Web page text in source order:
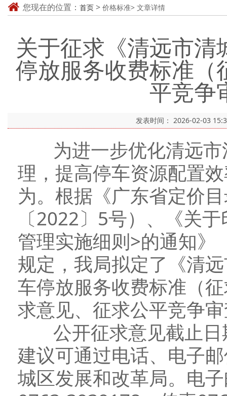
您现在的位置： 首页 > 价格标准> 文章详情
关于征求《清远市
停放服务收费标准（
平竞争
发表时间： 2026-02-03
为进一步优化清远市
理，提高停车资源配置
为。根据《广东省定价
〔2022〕5号）、《关
管理实施细则>的通知》
规定，我局拟定了《清
车停放服务收费标准（
求意见、征求公平竞争
公开征求意见截止日
建议可通过电话、电子
城区发展和改革局。电